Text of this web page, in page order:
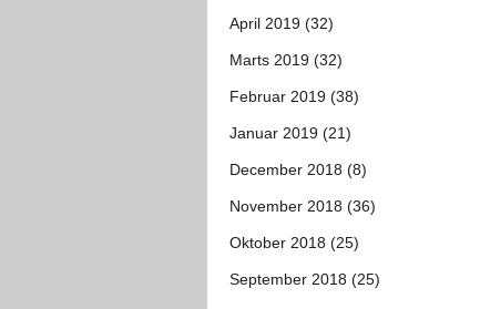
April 2019 (32)
Marts 2019 (32)
Februar 2019 (38)
Januar 2019 (21)
December 2018 (8)
November 2018 (36)
Oktober 2018 (25)
September 2018 (25)